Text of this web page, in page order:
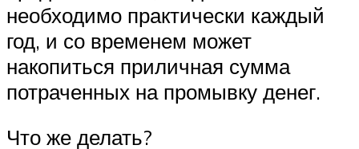
необходимо практически каждый
год, и со временем может
накопиться приличная сумма
потраченных на промывку денег.
Что же делать?